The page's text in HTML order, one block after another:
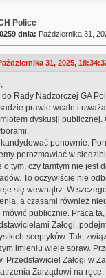
Police
dnia: Października 31,
31, 2025,
Rady Nadzorczej GA
prawie wcale i
dyskusji
kandydować ponownie.
porozmawiać w
tym, czy tamtym nie jest
To oczywiście nie
się wewnątrz. W
a czasami również
mówić publicznie. Praca
Załogi,
sceptyków. Tak,
imieniu wiele spraw.
Przedstawiciel Załogi w
Zarządowi na